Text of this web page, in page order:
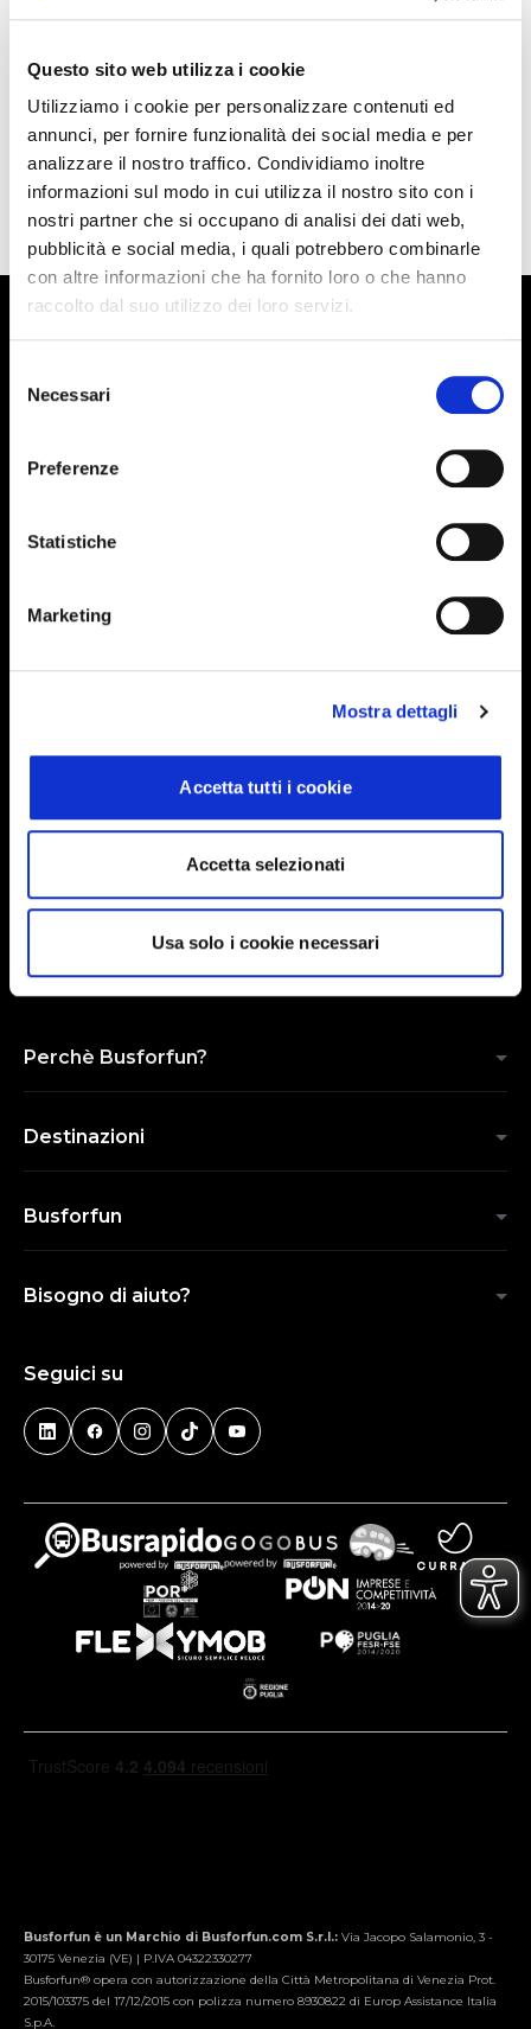
Questo sito web utilizza i cookie
Utilizziamo i cookie per personalizzare contenuti ed
annunci, per fornire funzionalità dei social media e per
analizzare il nostro traffico. Condividiamo inoltre
informazioni sul modo in cui utilizza il nostro sito con i
nostri partner che si occupano di analisi dei dati web,
pubblicità e social media, i quali potrebbero combinarle
con altre informazioni che ha fornito loro o che hanno
raccolto dal suo utilizzo dei loro servizi.
delNecessari
Preferenze
Statistiche
Marketing
Mostra dettagli
Accetta tutti i cookie
Accetta selezionati
Usa solo i cookie necessari
Benvenuto nella pagina delle agenzie ufficiali di
al caso tuo. Le nostre agenzie partner sono presenti su
tutto il territorio italiano e anche da alcune parti d'Europa
come Spagna, Francia e Germania, BusForFun ti offre un
servizio unico, ovunque tu sia.
Iscriviti alla newsletter
Events, travel tips directly in your email. You
can cancel your subscription at any time
INSERISCI IL TUO NOME
Perchè Busforfun?
Destinazioni
Busforfun
Bisogno di aiuto?
Seguici su
Busforfun è un Marchio di Busforfun.com S.r.l.: Via Jacopo Salamonio, 3 -
30175 Venezia (VE) | P.IVA 04322330277
Busforfun® opera con autorizzazione della Città Metropolitana di Venezia Prot.
2015/103375 del 17/12/2015 con polizza numero 8930822 di Europ Assistance Italia
S.p.A.